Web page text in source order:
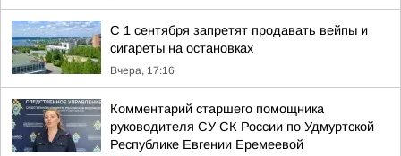
С 1 сентября запретят продавать вейпы и
сигареты на остановках
Вчера, 17:16
Комментарий старшего помощника
руководителя СУ СК России по Удмуртской
Республике Евгении Еремеевой